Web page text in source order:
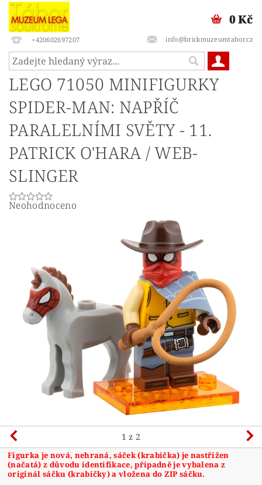
+420602697207 info@brickmuzeumtabor.cz
0 Kč
LEGO 71050 MINIFIGURKY
SPIDER-MAN: NAPŘÍČ
PARALELNÍMI SVĚTY - 11.
PATRICK O'HARA / WEB-
SLINGER
Neohodnoceno
1 z 2
Figurka je nová, nehraná, sáček (krabička) je nastřižen
(načatá) z důvodu identifikace, případně je vybalena z
originál sáčku (krabičky) a vložena do ZIP sáčku.